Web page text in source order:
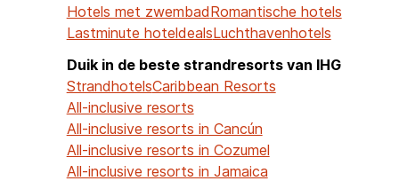
Hotels met zwembadRomantische hotels
Lastminute hoteldealsLuchthavenhotels
Duik in de beste strandresorts van IHG
StrandhotelsCaribbean Resorts
All-inclusive resorts
All-inclusive resorts in Cancún
All-inclusive resorts in Cozumel
All-inclusive resorts in Jamaica